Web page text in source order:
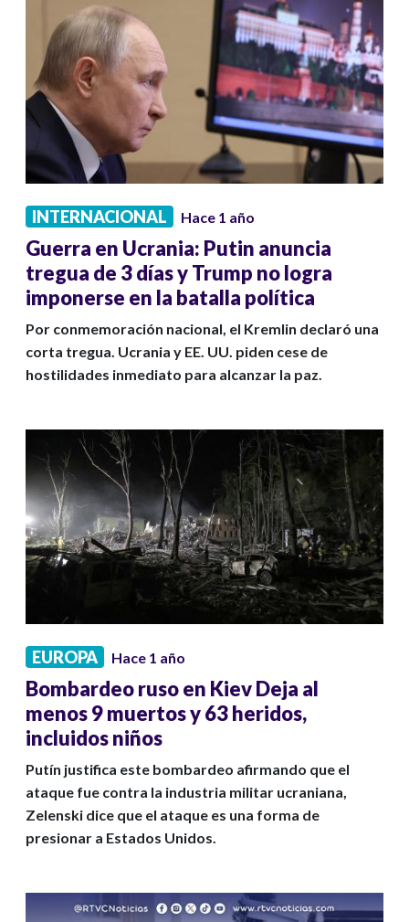
INTERNACIONAL Hace 1 año
Guerra en Ucrania: Putin anuncia
tregua de 3 días y Trump no logra
imponerse en la batalla política
Por conmemoración nacional, el Kremlin declaró una
corta tregua. Ucrania y EE. UU. piden cese de
hostilidades inmediato para alcanzar la paz.
EUROPA Hace 1 año
Bombardeo ruso en Kiev Deja al
menos 9 muertos y 63 heridos,
incluidos niños
Putín justifica este bombardeo afirmando que el
ataque fue contra la industria militar ucraniana,
Zelenski dice que el ataque es una forma de
presionar a Estados Unidos.